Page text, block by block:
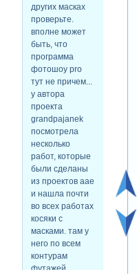
других масках
проверьте.
вполне может
быть, что
программа
фотошоу pro
тут не причем...
у автора
проекта
grandpajanek
посмотрела
несколько
работ, которые
были сделаны
из проектов аае
и нашла почти
во всех работах
косяки с
масками. там у
него по всем
контурам
футажей